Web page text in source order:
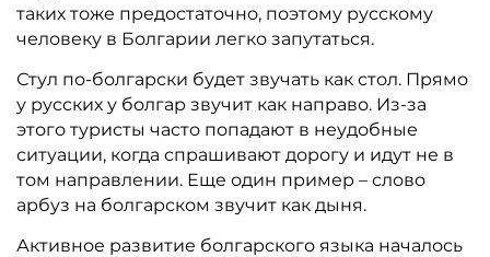
таких тоже предостаточно, поэтому русскому
человеку в Болгарии легко запутаться.
Стул по-болгарски будет звучать как стол. Прямо
у русских у болгар звучит как направо. Из-за
этого туристы часто попадают в неудобные
ситуации, когда спрашивают дорогу и идут не в
том направлении. Еще один пример – слово
арбуз на болгарском звучит как дыня.
Активное развитие болгарского языка началось